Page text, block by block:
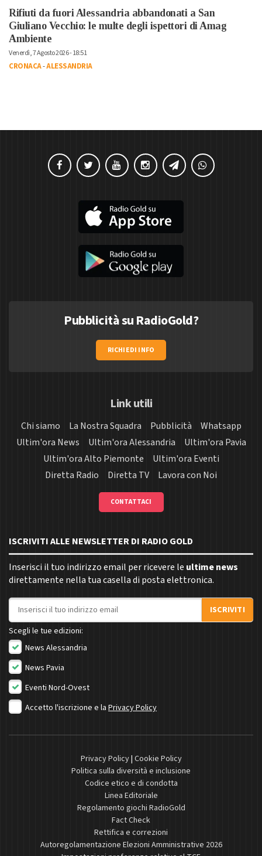
Rifiuti da fuori Alessandria abbandonati a San
Giuliano Vecchio: le multe degli ispettori di Amag
Ambiente
Venerdì, 7 Agosto 2026 - 18:51
CRONACA-ALESSANDRIA
Pubblicità su RadioGold?
RICHIEDI INFO
Link utili
Chi siamo La Nostra Squadra Pubblicità
Whatsapp
Ultim'ora News
Ultim'ora Alessandria
Ultim'ora Pavia
Ultim'ora Alto Piemonte
Ultim'ora Eventi
Diretta Radio
Diretta TV Lavora con Noi
CONTATTACI
ISCRIVITI ALLE NEWSLETTER DI RADIO GOLD
Inserisci il tuo indirizzo email per ricevere le ultime news
direttamente nella tua casella di posta elettronica.
Indirizzo email
ISCRIVITI
Scegli le tue edizioni:
News Alessandria
News Pavia
Eventi Nord-Ovest
Accetto l'iscrizione e la Privacy Policy
Privacy Policy| Cookie Policy
Politica sulla diversità e inclusione
Codice etico e di condotta
Linea Editoriale
Regolamento giochi RadioGold
Fact Check
Rettifica e correzioni
Autoregolamentazione Elezioni Amministrative 2026